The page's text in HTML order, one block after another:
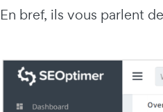
En bref, ils vous parlent